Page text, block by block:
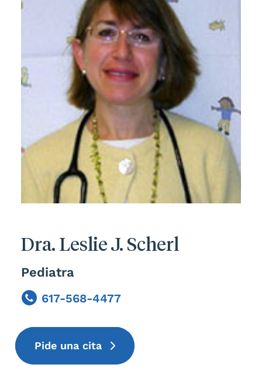
Dra. Leslie J. Scherl
Pediatra
617-568-4477
Phone
Pide una cita